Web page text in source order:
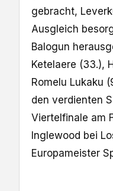
gebracht,
Ausgleich
Balogun
Ketelaere (33.),
Romelu Lukaku
den verdienten
Viertelfinale am
Inglewood bei
Europameister